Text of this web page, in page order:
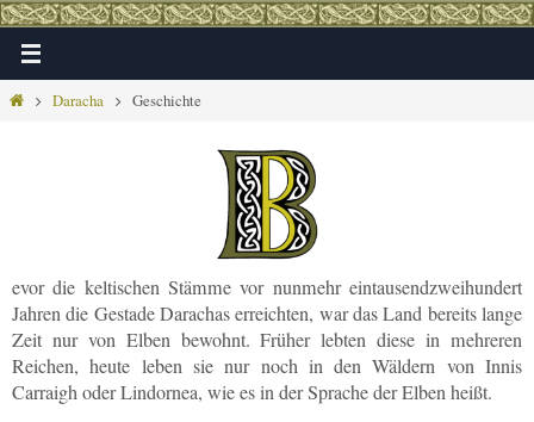
Zum
Inhalt
springen
HomeDaracha Geschichte
evor die keltischen Stämme vor nunmehr eintausendzweihundert
Jahren die Gestade Darachas erreichten, war das Land bereits lange
Zeit nur von Elben bewohnt. Früher lebten diese in mehreren
Reichen, heute leben sie nur noch in den Wäldern von Innis
Carraigh oder Lindornea, wie es in der Sprache der Elben heißt.